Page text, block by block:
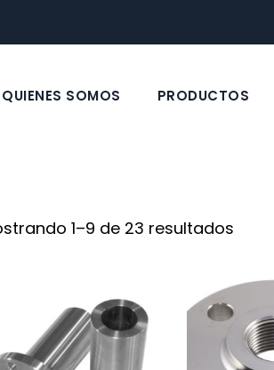
QUIENES SOMOS PRODUCTOS
1–9 de 23 resultados